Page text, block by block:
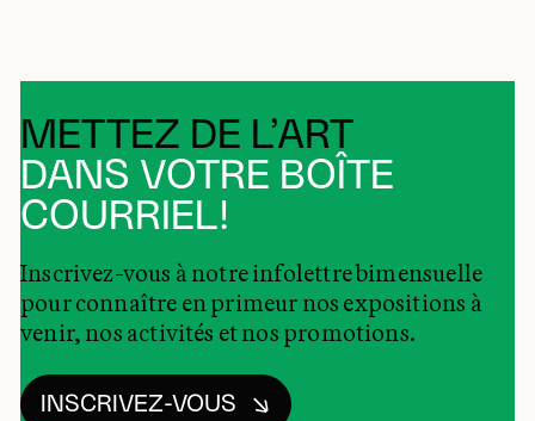
METTEZ DE L’ART
DANS VOTRE BOÎTE
COURRIEL!
Inscrivez-vous à notre infolettre bimensuelle
pour connaître en primeur nos expositions à
venir, nos activités et nos promotions.
INSCRIVEZ-VOUS